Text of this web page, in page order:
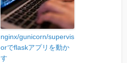
nginx/gunicorn/supervis
orでflaskアプリを動か
す